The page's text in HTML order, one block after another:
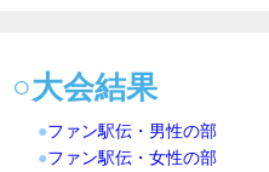
○大会結果
●ファン駅伝・男性の部
●ファン駅伝・女性の部